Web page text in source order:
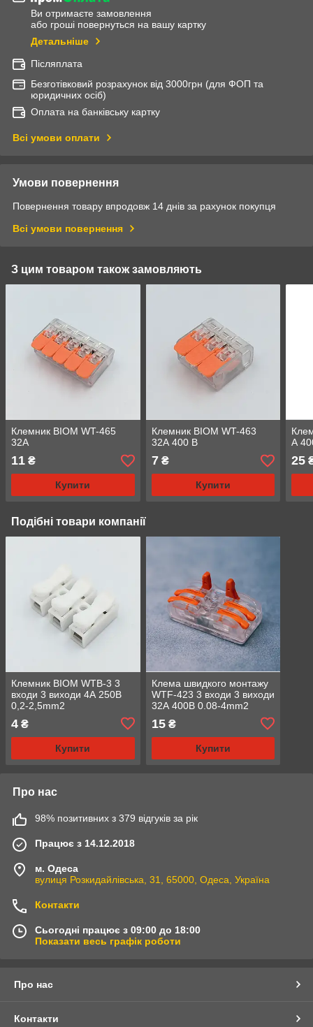
Ви отримаєте замовлення
або гроші повернуться на вашу картку
Детальніше
Післяплата
Безготівковий розрахунок від 3000грн (для ФОП та
юридичних осіб)
Оплата на банківську картку
Всі умови оплати
Умови повернення
Повернення товару впродовж 14 днів за рахунок покупця
Всі умови повернення
З цим товаром також замовляють
Клемник BIOM WT-465
32А
11 ₴
Купити
Клемник BIOM WT-463
32А 400 В
7₴
Купити
А
25
Подібні товари компанії
Клемник BIOM WTB-3 3
входи 3 виходи 4А 250В
0,2-2,5mm2
4 ₴
Купити
Клема швидкого монтажу
WTF-423 3 входи 3 виходи
32А 400В 0.08-4mm2
15₴
Купити
Про нас
98% позитивних з 379 відгуків за рік
Працює з 14.12.2018
м. Одеса
вулиця Розкидайлівська, 31, 65000, Одеса, Україна
Контакти
Сьогодні працює з 09:00 до 18:00
Показати весь графік роботи
Про нас
Контакти